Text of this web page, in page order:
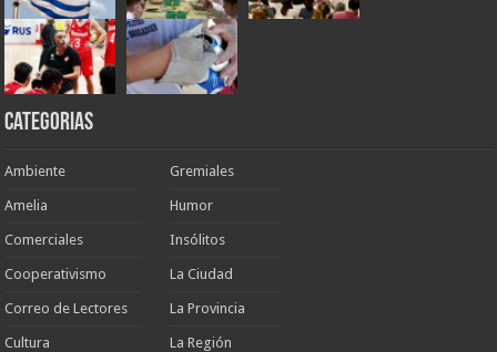
Categorias
Ambiente
Amelia
Comerciales
Cooperativismo
Correo de Lectores
Cultura
Gremiales
Humor
Insólitos
La Ciudad
La Provincia
La Región